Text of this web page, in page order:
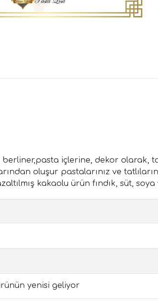
içlerine, dekor olarak,
oluşur pastalarınız ve
kakaolu ürün fındık, süt,
yenisi geliyor